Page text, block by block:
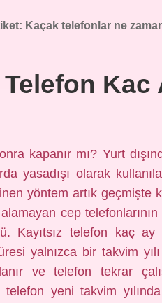
Kaçak telefonlar ne
kapanır mı? Yurt
yasadışı olarak
yöntem artık geçmişte
cep
Kayıtsız telefon kaç ay
yalnızca bir takvim
ve telefon tekrar
telefon yeni takvim